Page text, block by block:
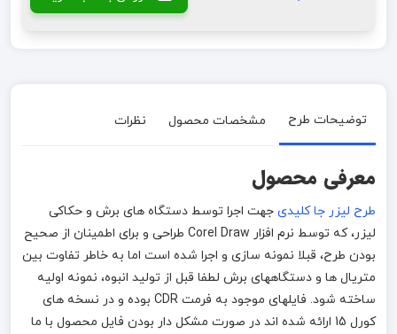
توضیحات طرح مشخصات محصول نظرات
معرفی محصول
طرح لیزر جا کلیدی جهت اجرا توسط دستگاه های برش و حکاکی
لیزر، که توسط نرم افزار Corel Draw طراحی و برای اطمینان از صحیح
بودن طرح، قبلا نمونه سازی و اجرا شده است اما به خاطر تفاوت بین
متریال ها و دستگاههای برش لطفا قبل از تولید انبوه، نمونه اولیه
ساخته شود. فایلهای موجود به فرمت CDR بوده و در نسخه های
کورل 15 ارائه شده اند در صورت مشکل دار بودن فایل محصول با ما